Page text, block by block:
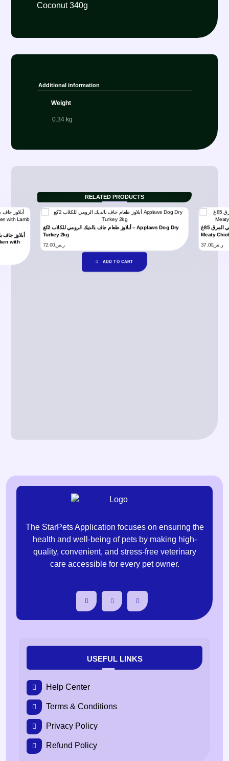
Coconut 340g
Additional information
Weight
0.34 kg
RELATED PRODUCTS
with
أبلاوز طعام جاف بالديك الرومي للكلاب 2كغ – Applaws Dog Dry
Turkey 2kg
ر.س72.00
ADD TO CART
تيكي دوج ميتي دجاج مع وصفة البيض في المرق 85غ – Tiki Dog
Meaty
ر.س37.00
The StarPets Application focuses on ensuring the
health and well-being of pets by making high-
quality, convenient, and stress-free veterinary
care accessible for every pet owner.
USEFUL LINKS
Help Center
Terms & Conditions
Privacy Policy
Refund Policy